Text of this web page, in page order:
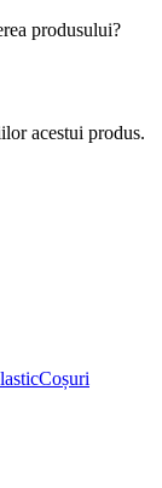
produsului?
acestui produs.
Coșuri